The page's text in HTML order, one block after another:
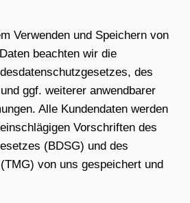
Verwenden und Speichern von
beachten wir die
des
ggf. weiterer anwendbarer
Alle Kundendaten werden
Vorschriften des
(BDSG) und des
von uns gespeichert und